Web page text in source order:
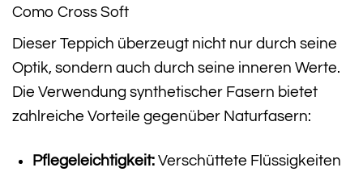
Como Cross Soft
Dieser Teppich überzeugt nicht nur durch seine
Optik, sondern auch durch seine inneren Werte.
Die Verwendung synthetischer Fasern bietet
zahlreiche Vorteile gegenüber Naturfasern:
Pflegeleichtigkeit:Verschüttete Flüssigkeiten